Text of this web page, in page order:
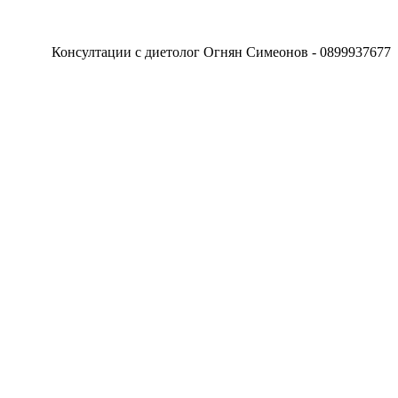
Консултации с диетолог Огнян Симеонов - 0899937677